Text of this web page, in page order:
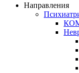
Направления